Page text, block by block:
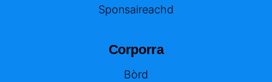
Sponsaireachd
Corporra
Bòrd